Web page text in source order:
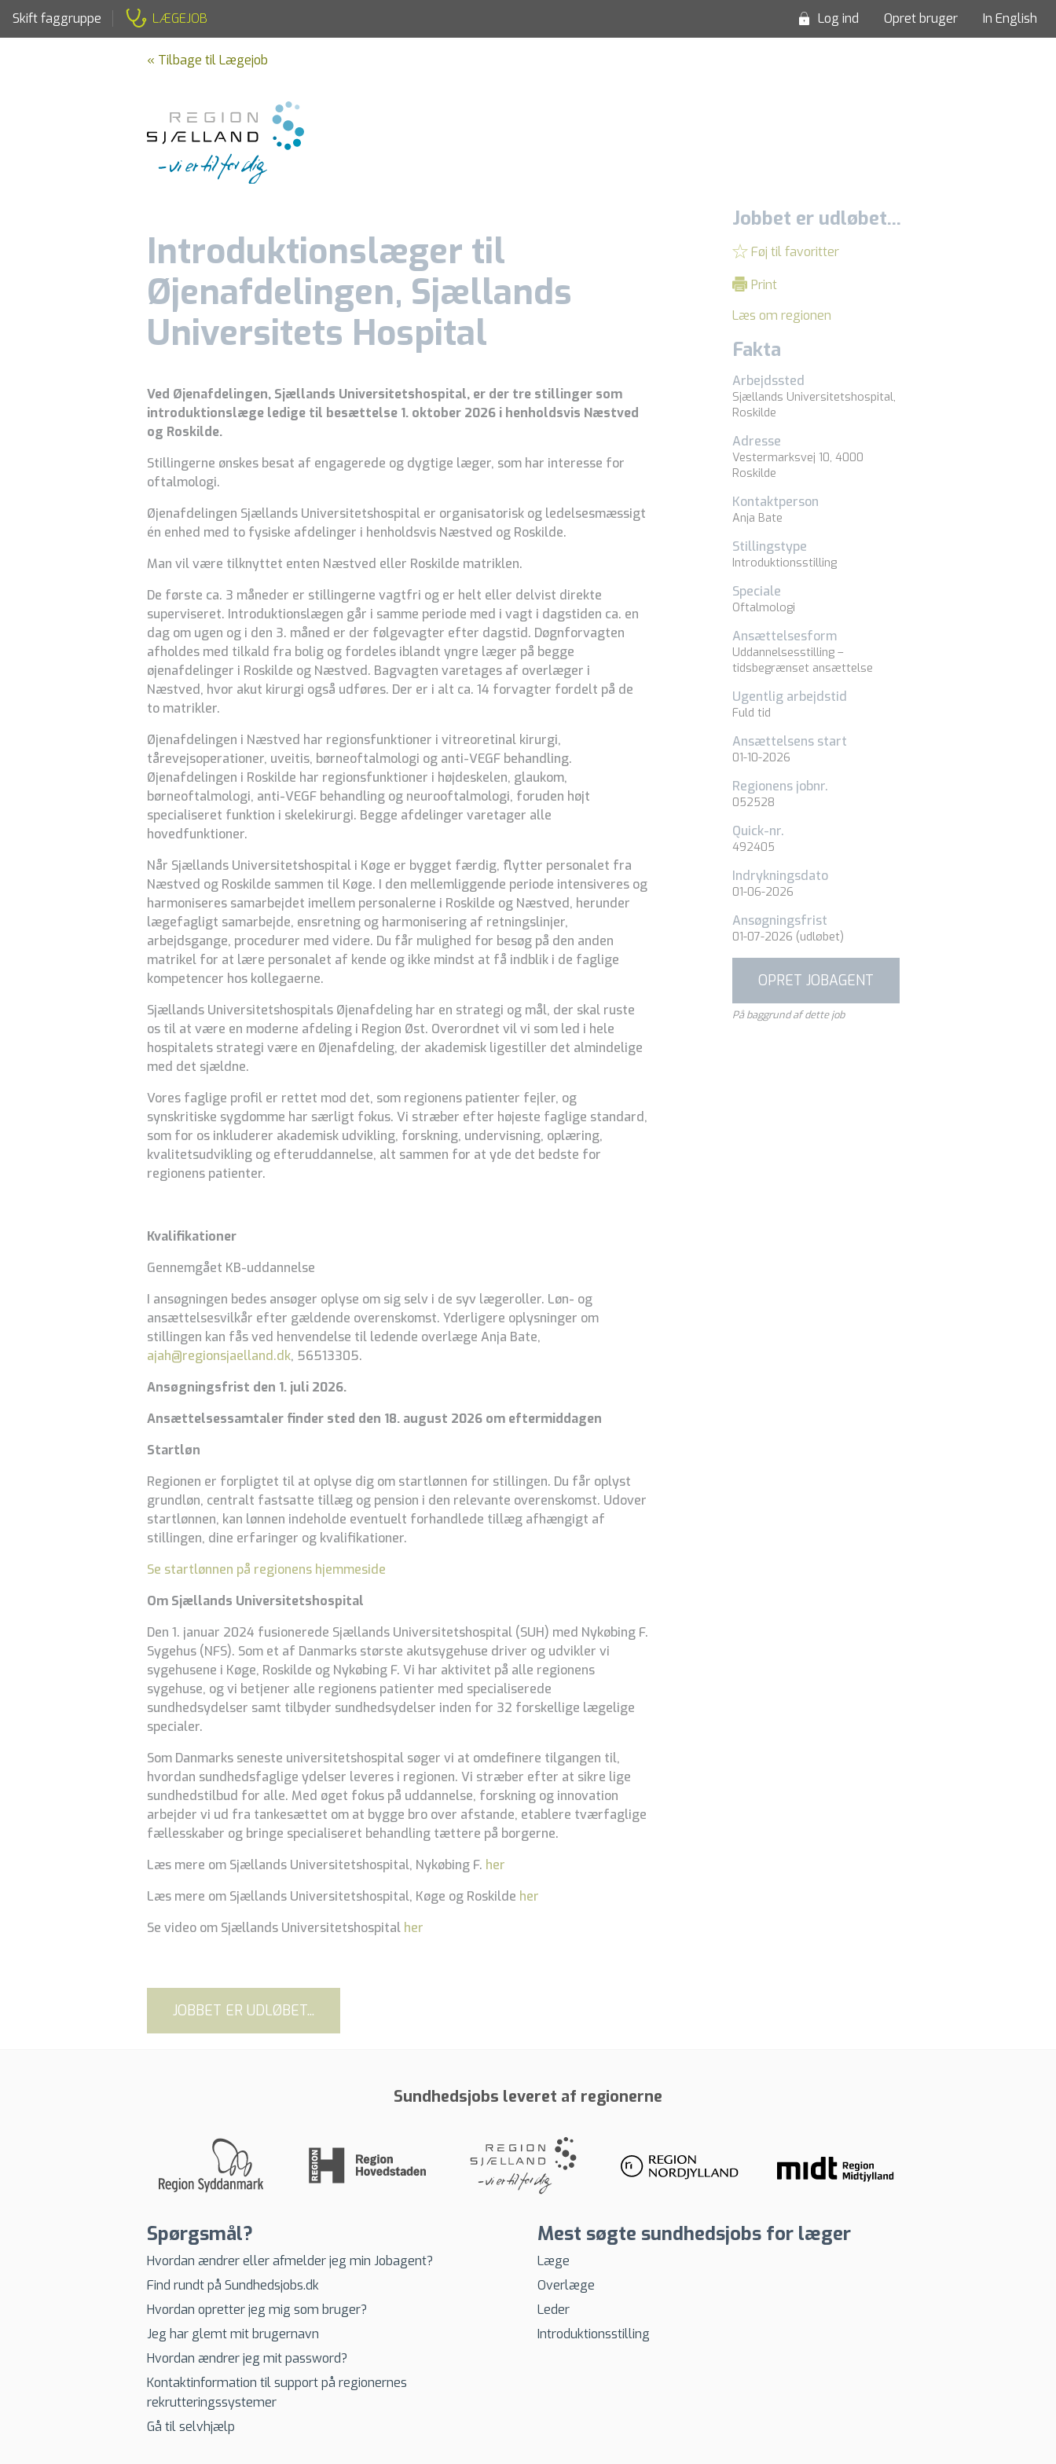
Skift faggruppe LÆGEJOB Log ind Opret bruger In English
« Tilbage til Lægejob
Introduktionslæger til
Øjenafdelingen, Sjællands
Universitets Hospital
Ved Øjenafdelingen, Sjællands Universitetshospital, er der tre stillinger som
introduktionslæge ledige til besættelse 1. oktober 2026 i henholdsvis Næstved
og Roskilde.
Stillingerne ønskes besat af engagerede og dygtige læger, som har interesse for
oftalmologi.
Øjenafdelingen Sjællands Universitetshospital er organisatorisk og ledelsesmæssigt
én enhed med to fysiske afdelinger i henholdsvis Næstved og Roskilde.
Man vil være tilknyttet enten Næstved eller Roskilde matriklen.
De første ca. 3 måneder er stillingerne vagtfri og er helt eller delvist direkte
superviseret. Introduktionslægen går i samme periode med i vagt i dagstiden ca. en
dag om ugen og i den 3. måned er der følgevagter efter dagstid. Døgnforvagten
afholdes med tilkald fra bolig og fordeles iblandt yngre læger på begge
øjenafdelinger i Roskilde og Næstved. Bagvagten varetages af overlæger i
Næstved, hvor akut kirurgi også udføres. Der er i alt ca. 14 forvagter fordelt på de
to matrikler.
Øjenafdelingen i Næstved har regionsfunktioner i vitreoretinal kirurgi,
tårevejsoperationer, uveitis, børneoftalmologi og anti-VEGF behandling.
Øjenafdelingen i Roskilde har regionsfunktioner i højdeskelen, glaukom,
børneoftalmologi, anti-VEGF behandling og neurooftalmologi, foruden højt
specialiseret funktion i skelekirurgi. Begge afdelinger varetager alle
hovedfunktioner.
Når Sjællands Universitetshospital i Køge er bygget færdig, flytter personalet fra
Næstved og Roskilde sammen til Køge. I den mellemliggende periode intensiveres og
harmoniseres samarbejdet imellem personalerne i Roskilde og Næstved, herunder
lægefagligt samarbejde, ensretning og harmonisering af retningslinjer,
arbejdsgange, procedurer med videre. Du får mulighed for besøg på den anden
matrikel for at lære personalet af kende og ikke mindst at få indblik i de faglige
kompetencer hos kollegaerne.
Sjællands Universitetshospitals Øjenafdeling har en strategi og mål, der skal ruste
os til at være en moderne afdeling i Region Øst. Overordnet vil vi som led i hele
hospitalets strategi være en Øjenafdeling, der akademisk ligestiller det almindelige
med det sjældne.
Vores faglige profil er rettet mod det, som regionens patienter fejler, og
synskritiske sygdomme har særligt fokus. Vi stræber efter højeste faglige standard,
som for os inkluderer akademisk udvikling, forskning, undervisning, oplæring,
kvalitetsudvikling og efteruddannelse, alt sammen for at yde det bedste for
regionens patienter.
Kvalifikationer
Gennemgået KB-uddannelse
I ansøgningen bedes ansøger oplyse om sig selv i de syv lægeroller. Løn- og
ansættelsesvilkår efter gældende overenskomst. Yderligere oplysninger om
stillingen kan fås ved henvendelse til ledende overlæge Anja Bate,
ajah@regionsjaelland.dk, 56513305.
Ansøgningsfrist den 1. juli 2026.
Ansættelsessamtaler finder sted den 18. august 2026 om eftermiddagen
Startløn
Regionen er forpligtet til at oplyse dig om startlønnen for stillingen. Du får oplyst
grundløn, centralt fastsatte tillæg og pension i den relevante overenskomst. Udover
startlønnen, kan lønnen indeholde eventuelt forhandlede tillæg afhængigt af
stillingen, dine erfaringer og kvalifikationer.
Se startlønnen på regionens hjemmeside
Om Sjællands Universitetshospital
Den 1. januar 2024 fusionerede Sjællands Universitetshospital (SUH) med Nykøbing F.
Sygehus (NFS). Som et af Danmarks største akutsygehuse driver og udvikler vi
sygehusene i Køge, Roskilde og Nykøbing F. Vi har aktivitet på alle regionens
sygehuse, og vi betjener alle regionens patienter med specialiserede
sundhedsydelser samt tilbyder sundhedsydelser inden for 32 forskellige lægelige
specialer.
Som Danmarks seneste universitetshospital søger vi at omdefinere tilgangen til,
hvordan sundhedsfaglige ydelser leveres i regionen. Vi stræber efter at sikre lige
sundhedstilbud for alle. Med øget fokus på uddannelse, forskning og innovation
arbejder vi ud fra tankesættet om at bygge bro over afstande, etablere tværfaglige
fællesskaber og bringe specialiseret behandling tættere på borgerne.
Læs mere om Sjællands Universitetshospital, Nykøbing F. her
Læs mere om Sjællands Universitetshospital, Køge og Roskilde her
Se video om Sjællands Universitetshospital her
JOBBET ER UDLØBET...
Jobbet er udløbet...
Føj til favoritter
Print
Læs om regionen
Fakta
Arbejdssted
Sjællands Universitetshospital,
Roskilde
Adresse
Vestermarksvej 10, 4000
Roskilde
Kontaktperson
Anja Bate
Stillingstype
Introduktionsstilling
Speciale
Oftalmologi
Ansættelsesform
Uddannelsesstilling –
tidsbegrænset ansættelse
Ugentlig arbejdstid
Fuld tid
Ansættelsens start
01-10-2026
Regionens jobnr.
052528
Quick-nr.
492405
Indrykningsdato
01-06-2026
Ansøgningsfrist
01-07-2026 (udløbet)
OPRET JOBAGENT
På baggrund af dette job
Sundhedsjobs leveret af regionerne
Spørgsmål?
Hvordan ændrer eller afmelder jeg min Jobagent?
Find rundt på Sundhedsjobs.dk
Hvordan opretter jeg mig som bruger?
Jeg har glemt mit brugernavn
Hvordan ændrer jeg mit password?
Kontaktinformation til support på regionernes
rekrutteringssystemer
Gå til selvhjælp
Mest søgte sundhedsjobs for læger
Læge
Overlæge
Leder
Introduktionsstilling